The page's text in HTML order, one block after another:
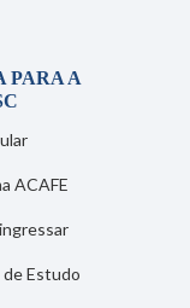
PARA A
ACAFE
de Estudo